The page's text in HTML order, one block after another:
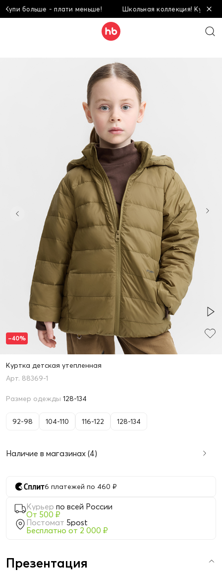
больше - плати меньше! Школьная коллекция! Купи
Куртка детская утепленная
88369-1
Размер одежды 128-134
92-98 104-110 116-122 128-134
Наличие в магазинах (4)
6 платежей по 460 ₽
Курьер по всей России
От 500 ₽
Постомат 5post
Бесплатно от 2 000 ₽
–40%
Презентация